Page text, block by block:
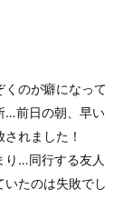
くのが癖になって
…前日の朝、早い
れました！
り…同行する友人
たのは失敗でし